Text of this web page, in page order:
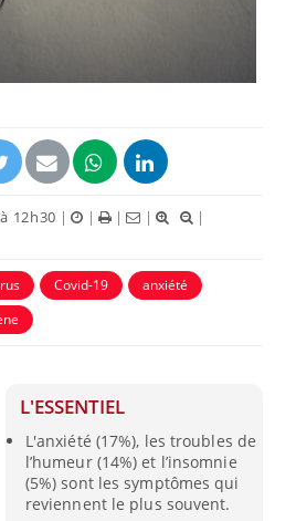
12h30 | | | |
|
Covid-19
anxiété
L'ESSENTIEL
L'anxiété (17%), les troubles de
l’humeur (14%) et l’insomnie
(5%) sont les symptômes qui
reviennent le plus souvent.